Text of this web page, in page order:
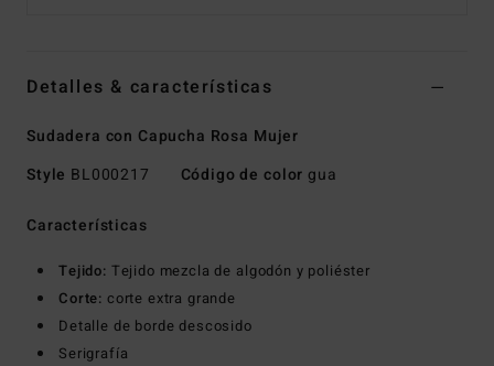
Detalles & características
Sudadera con Capucha Rosa Mujer
Style BL000217 Código de color gua
Características
Tejido: Tejido mezcla de algodón y poliéster
Corte: corte extra grande
Detalle de borde descosido
Serigrafía